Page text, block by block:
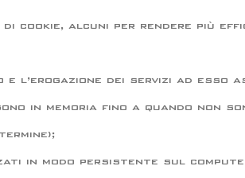
cookie, alcuni per rendere più
l’erogazione dei servizi ad esso
in memoria fino a quando non
in modo persistente sul